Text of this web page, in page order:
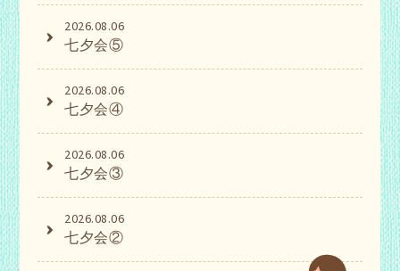
2026.08.06
七夕会⑤
2026.08.06
七夕会④
2026.08.06
七夕会③
2026.08.06
七夕会②